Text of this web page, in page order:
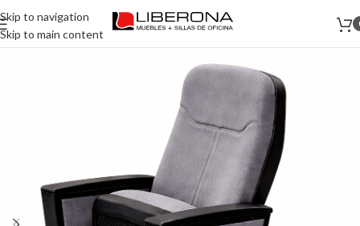
Skip to navigation
Skip to main content